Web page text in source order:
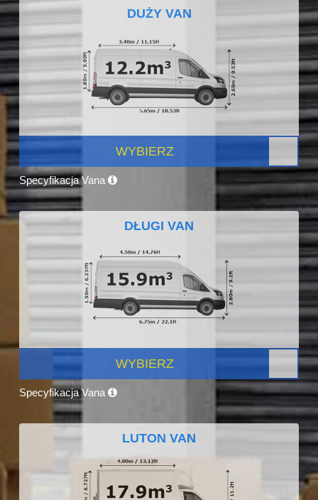
DUŻY VAN
WYBIERZ
Specyfikacja Vana
DŁUGI VAN
WYBIERZ
Specyfikacja Vana
LUTON VAN